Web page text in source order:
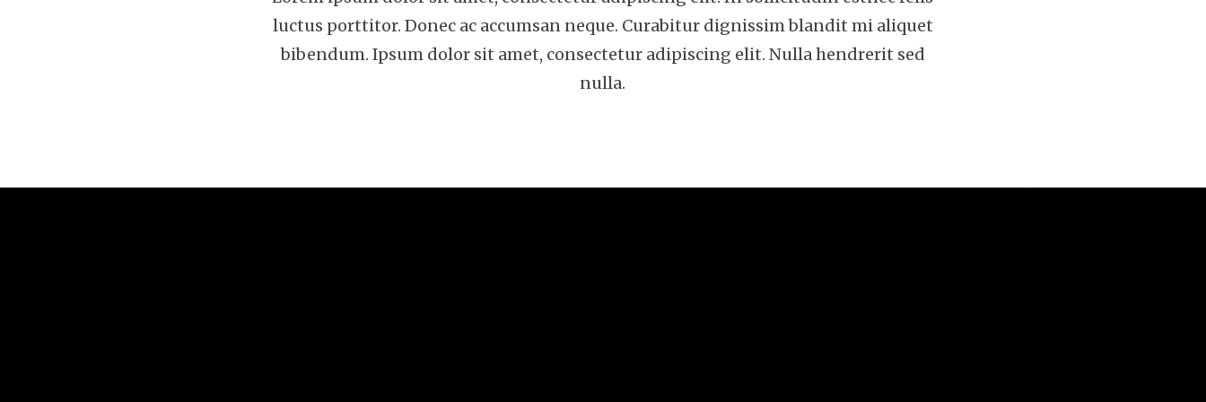
luctus porttitor. Donec ac accumsan neque. Curabitur dignissim blandit mi aliquet
bibendum. Ipsum dolor sit amet, consectetur adipiscing elit. Nulla hendrerit sed
nulla.